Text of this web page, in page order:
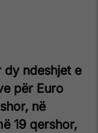
dy ndeshjet e
për Euro
në
19 qershor,